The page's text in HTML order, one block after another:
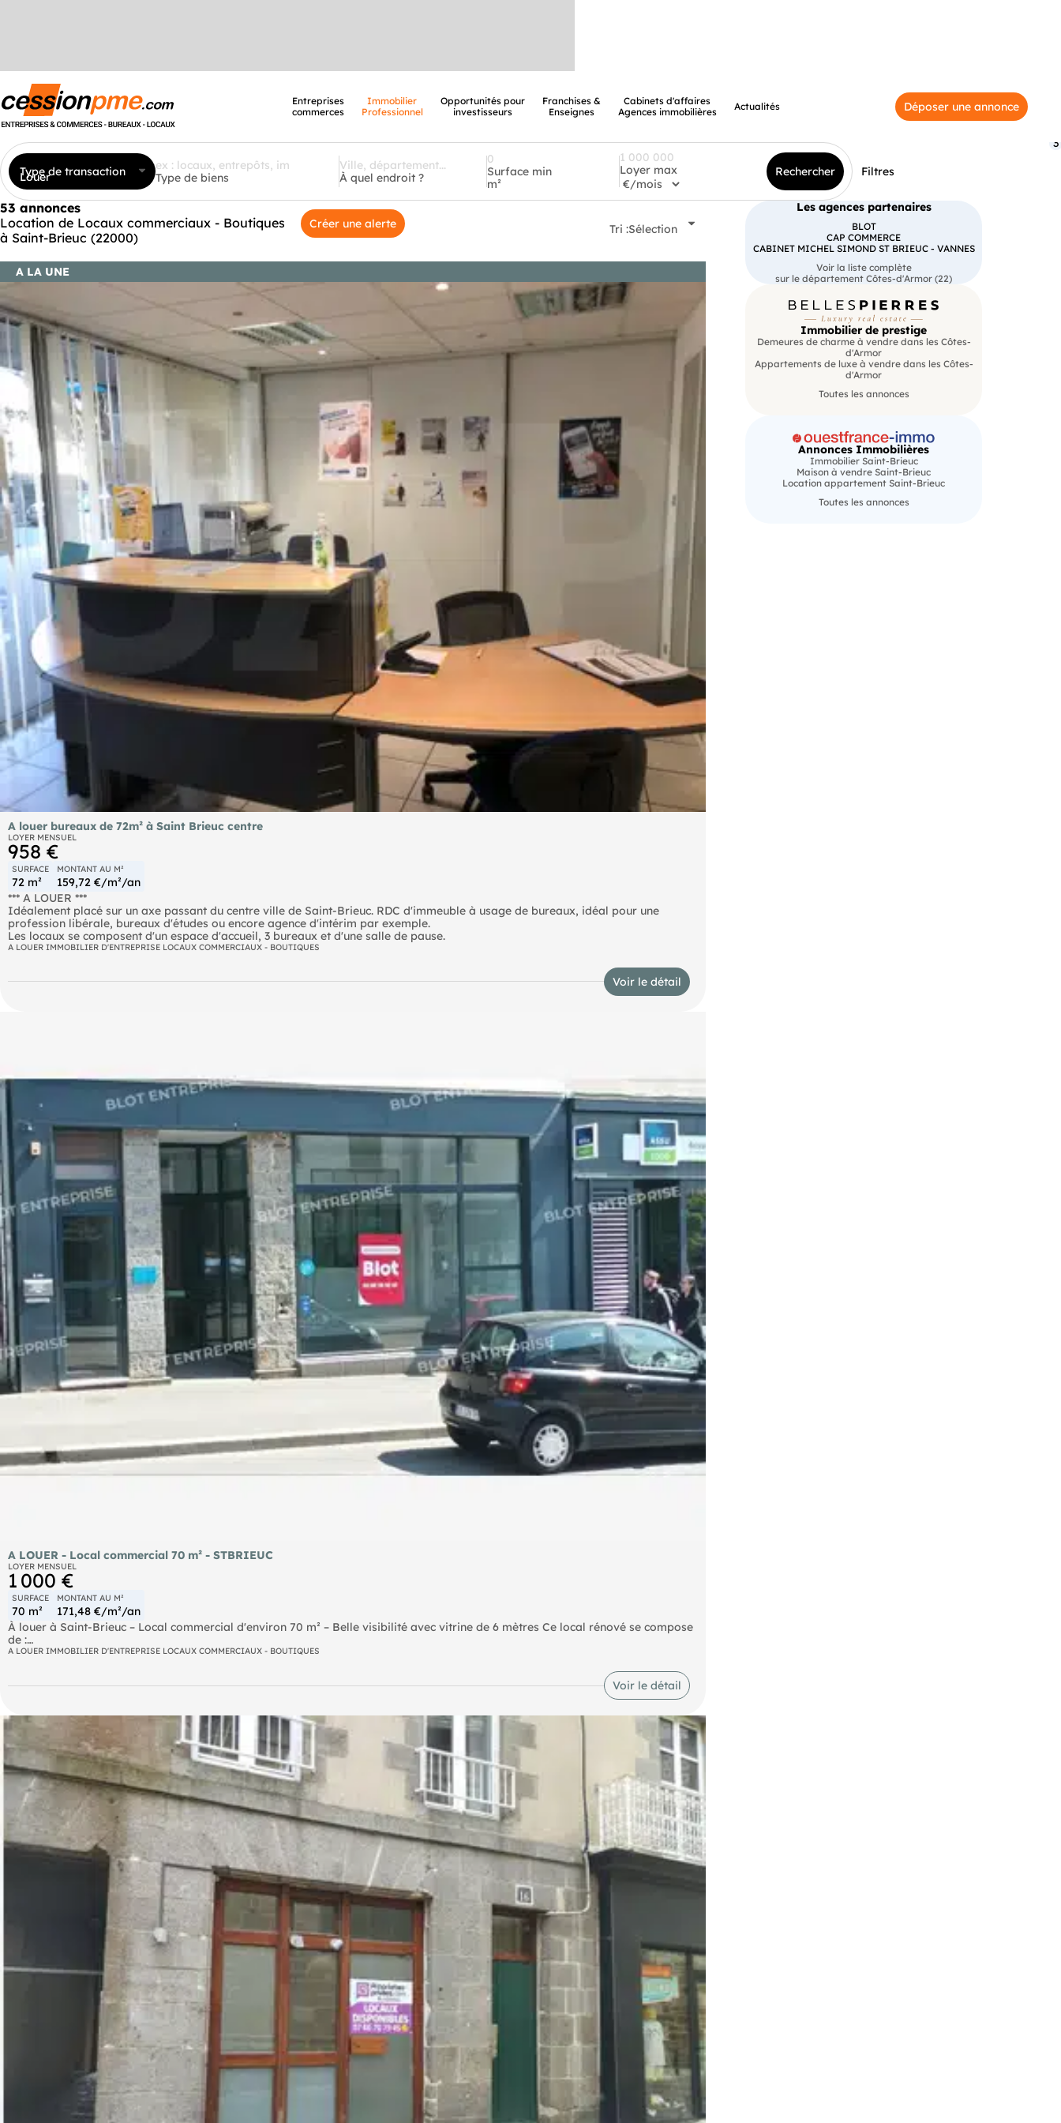
Entreprises
commerces
Immobilier
Professionnel
Opportunités pour
investisseurs
Franchises &
Enseignes
Cabinets d'affaires
Agences immobilières
Actualités Déposer une annonce
Type de transaction
Louer Type de biens À quel endroit ?
Surface min
m²
Loyer max Rechercher Filtres
3
53 annonces
Location de Locaux commerciaux - Boutiques
à Saint-Brieuc (22000)
Créer une alerte Tri :Sélection
A LA UNE
A louer bureaux de 72m² à Saint Brieuc centre
LOYER MENSUEL
958 €
SURFACE
72 m²
MONTANT AU M²
159,72 €/m²/an
*** A LOUER ***
Idéalement placé sur un axe passant du centre ville de Saint-Brieuc. RDC d'immeuble à usage de bureaux, idéal pour une
profession libérale, bureaux d'études ou encore agence d'intérim par exemple.
Les locaux se composent d'un espace d'accueil, 3 bureaux et d'une salle de pause.
A LOUER IMMOBILIER D'ENTREPRISE LOCAUX COMMERCIAUX - BOUTIQUES
Voir le détail
A LOUER - Local commercial 70 m² - STBRIEUC
LOYER MENSUEL
1 000 €
SURFACE
70 m²
MONTANT AU M²
171,48 €/m²/an
À louer à Saint-Brieuc – Local commercial d'environ 70 m² – Belle visibilité avec vitrine de 6 mètres Ce local rénové se compose
de :
- Un bureau
bus. Points forts du bien : Bureaux classés ERP 4ème catégorie, baie de brassage, emplacement stratégique à l'entrée de la
ville, proche de tous commerces et services. Les informations sur les risques naturels, miniers, ou technologiques, auxquels ces
A LOUER IMMOBILIER D'ENTREPRISE LOCAUX COMMERCIAUX - BOUTIQUES
Voir le détail
Les agences partenaires
BLOT
CAP COMMERCE
CABINET MICHEL SIMOND ST BRIEUC - VANNES
Voir la liste complète
sur le département Côtes-d'Armor (22)
Immobilier de prestige
Demeures de charme à vendre dans les Côtes-
d'Armor
Appartements de luxe à vendre dans les Côtes-
d'Armor
Toutes les annonces
Annonces Immobilières
Immobilier Saint-Brieuc
Maison à vendre Saint-Brieuc
Location appartement Saint-Brieuc
Toutes les annonces